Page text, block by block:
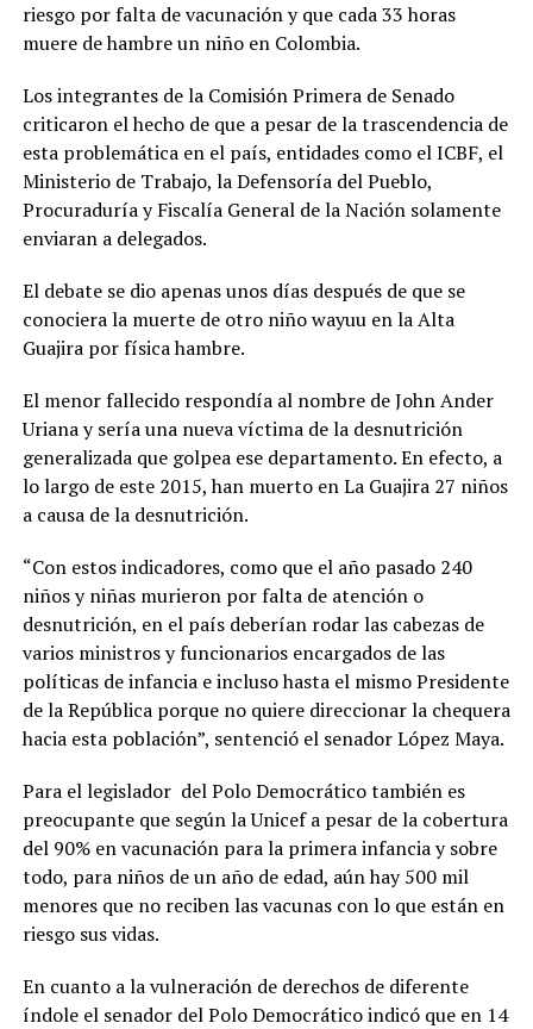
riesgo por falta de vacunación y que cada 33 horas
muere de hambre un niño en Colombia.
Los integrantes de la Comisión Primera de Senado
criticaron el hecho de que a pesar de la trascendencia de
esta problemática en el país, entidades como el ICBF, el
Ministerio de Trabajo, la Defensoría del Pueblo,
Procuraduría y Fiscalía General de la Nación solamente
enviaran a delegados.
El debate se dio apenas unos días después de que se
conociera la muerte de otro niño wayuu en la Alta
Guajira por física hambre.
El menor fallecido respondía al nombre de John Ander
Uriana y sería una nueva víctima de la desnutrición
generalizada que golpea ese departamento. En efecto, a
lo largo de este 2015, han muerto en La Guajira 27 niños
a causa de la desnutrición.
“Con estos indicadores, como que el año pasado 240
niños y niñas murieron por falta de atención o
desnutrición, en el país deberían rodar las cabezas de
varios ministros y funcionarios encargados de las
políticas de infancia e incluso hasta el mismo Presidente
de la República porque no quiere direccionar la chequera
hacia esta población”, sentenció el senador López Maya.
Para el legislador del Polo Democrático también es
preocupante que según la Unicef a pesar de la cobertura
del 90% en vacunación para la primera infancia y sobre
todo, para niños de un año de edad, aún hay 500 mil
menores que no reciben las vacunas con lo que están en
riesgo sus vidas.
En cuanto a la vulneración de derechos de diferente
índole el senador del Polo Democrático indicó que en 14